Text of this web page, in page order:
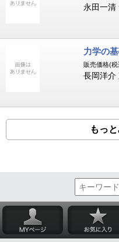
永田一清
力学の
販売価格(税
長岡洋介
もっ